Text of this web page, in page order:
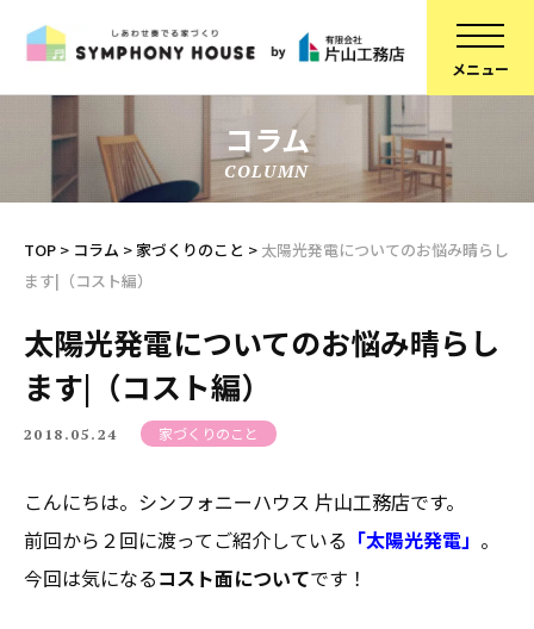
家づくりについて
建物について
ブランドラインアップ
お知らせ
不動産情報
施工事例
スタッフ紹介
採用情報
コラム
COLUMN
TOP > コラム >家づくりのこと > 太陽光発電についてのお悩み晴らし
ます|（コスト編）
太陽光発電についてのお悩み晴らし
ます|（コスト編）
2018.05.24 家づくりのこと
こんにちは。シンフォニーハウス 片山工務店です。
前回から２回に渡ってご紹介している 「太陽光発電」 。
今回は気になるコスト面についてです！